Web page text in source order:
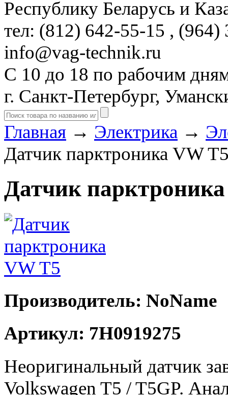
Республику Беларусь и
тел: (812) 642-55-15 , (964)
info@vag-technik.ru
С 10 до 18 по рабочим
г. Санкт-Петербург,
Главная → Электрика →
Датчик парктроника VW
Датчик
Производитель: NoName
Артикул: 7H0919275
Неоригинальный датчик
Volkswagen T5 / T5GP.